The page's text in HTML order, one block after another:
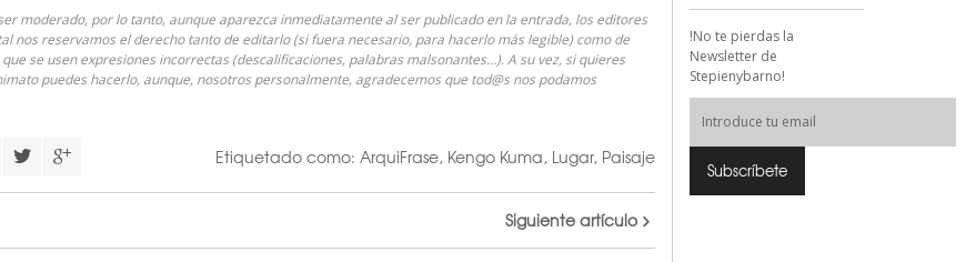
moderado, por lo tanto, aunque aparezca inmediatamente al ser publicado en la entrada, los editores
nos reservamos el derecho tanto de editarlo (si fuera necesario, para hacerlo más legible) como de
se usen expresiones incorrectas (descalificaciones, palabras malsonantes…). A su vez, si quieres
puedes hacerlo, aunque, nosotros personalmente, agradecemos que tod@s nos podamos
Etiquetado como: ArquiFrase, Kengo Kuma, Lugar, Paisaje
Siguiente artículo
!No te pierdas la
Newsletter de
Stepienybarno!